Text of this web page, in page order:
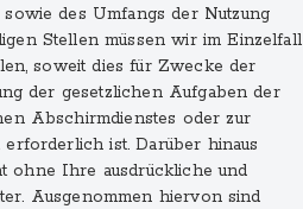
des Umfangs der Nutzung
Stellen müssen wir im Einzelfall
soweit dies für Zwecke der
der gesetzlichen Aufgaben der
Abschirmdienstes oder zur
ist. Darüber hinaus
ohne Ihre ausdrückliche und
Ausgenommen hiervon sind